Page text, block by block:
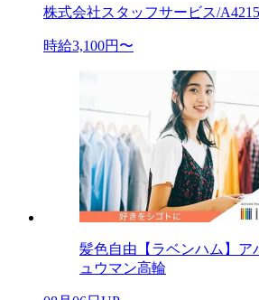
株式会社スタッフサービス/
時給3,100円〜
髪色自由【ラベンハム】
ュウマン高輪